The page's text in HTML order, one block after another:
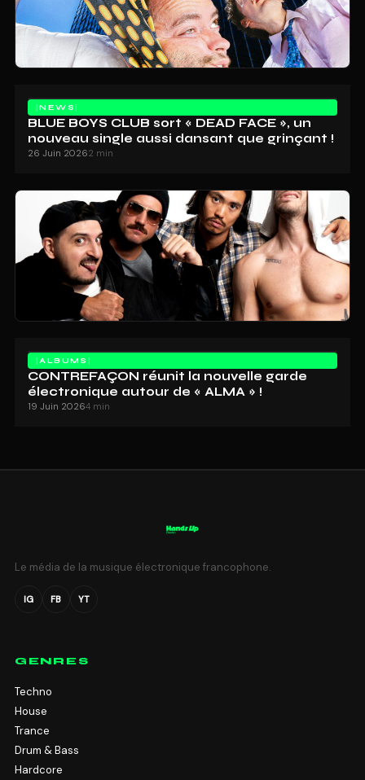
NEWS
BLUE BOYS CLUB sort « DEAD FACE », un
nouveau single aussi dansant que grinçant !
26 Juin 20262 min
ALBUMS
CONTREFAÇON réunit la nouvelle garde
électronique autour de « ALMA » !
19 Juin 20264 min
Le média de la musique électronique francophone.
IG FB YT
GENRES
Techno
House
Trance
Drum & Bass
Hardcore